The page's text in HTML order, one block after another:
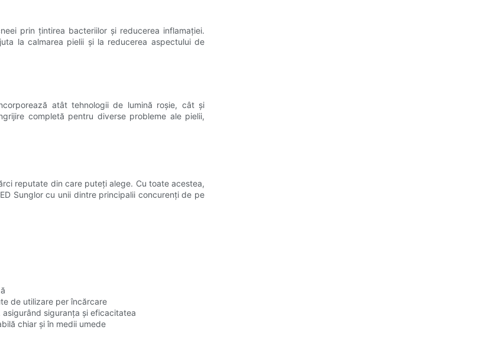
prin țintirea bacteriilor și reducerea inflamației.
la calmarea pielii și la reducerea aspectului de
atât tehnologii de lumină roșie, cât și
completă pentru diverse probleme ale pielii,
reputate din care puteți alege. Cu toate acestea,
Sunglor cu unii dintre principalii concurenți de pe
de utilizare per încărcare
siguranța și eficacitatea
chiar și în medii umede